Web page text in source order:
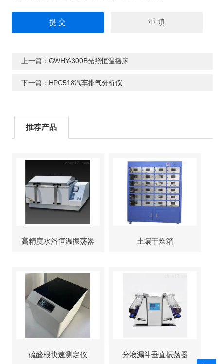
上一篇： GWHY-300B光照恒温摇床
下一篇： HPC518汽车排气分析仪
推荐产品
高精度水浴恒温振荡器 土壤干燥箱
硫酸根快速测定仪 分液漏斗垂直振荡器